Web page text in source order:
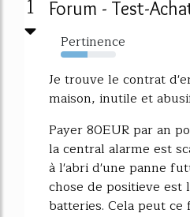
1
Forum - Test-
Pertinence
49%
Je trouve le contrat
maison, inutile et
Payer 80EUR par an
la central alarme est
à l'abri d'une panne
chose de positieve est
batteries. Cela peut